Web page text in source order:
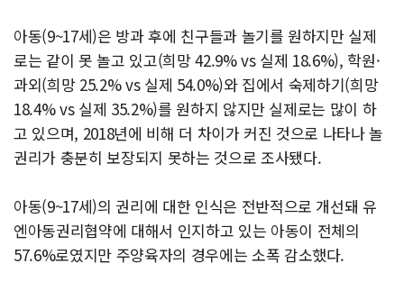
아동(9~17세)은 방과 후에 친구들과 놀기를 원하지만 실제
로는 같이 못 놀고 있고(희망 42.9% vs 실제 18.6%), 학원·
과외(희망 25.2% vs 실제 54.0%)와 집에서 숙제하기(희망
18.4% vs 실제 35.2%)를 원하지 않지만 실제로는 많이 하
고 있으며, 2018년에 비해 더 차이가 커진 것으로 나타나 놀
권리가 충분히 보장되지 못하는 것으로 조사됐다.
아동(9~17세)의 권리에 대한 인식은 전반적으로 개선돼 유
엔아동권리협약에 대해서 인지하고 있는 아동이 전체의
57.6%로였지만 주양육자의 경우에는 소폭 감소했다.